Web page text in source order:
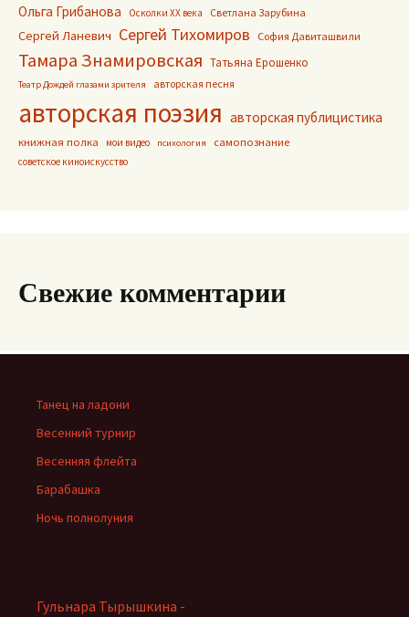
Ольга Грибанова Осколки ХХ века Светлана Зарубина
Сергей Ланевич Сергей Тихомиров София Давиташвили
Тамара Знамировская Татьяна Ерошенко
Театр Дождей глазами зрителя авторская песня
авторская поэзия авторская публицистика
книжная полка мои видео психология самопознание
советское киноискусство
Свежие комментарии
Танец на ладони
Весенний турнир
Весенняя флейта
Барабашка
Ночь полнолуния
Гульнара Тырышкина -